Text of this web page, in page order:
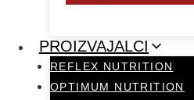
PROIZVAJALCI
REFLEX NUTRITION
OPTIMUM NUTRITION